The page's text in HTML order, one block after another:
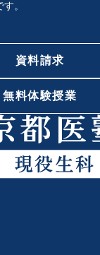
。
資料請求
無料体験授業